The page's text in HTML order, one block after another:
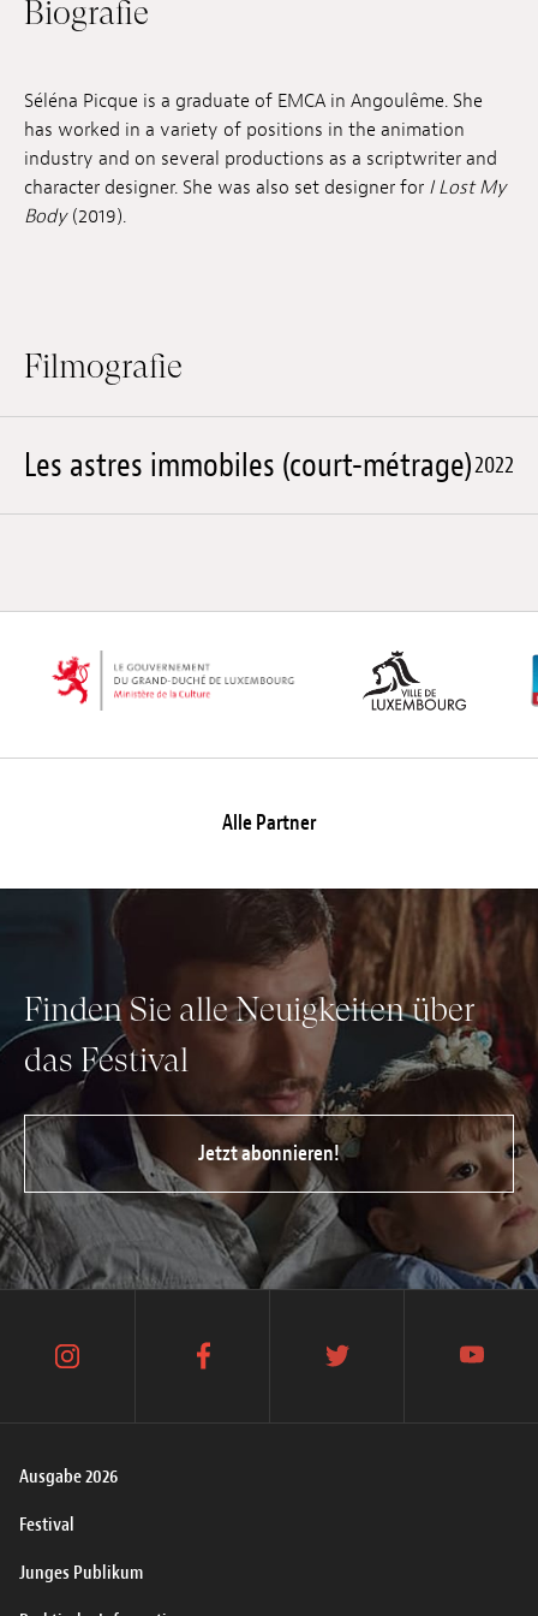
Anstellung
Archives
Herunterladen
Biografie
Séléna Picque is a graduate of EMCA in Angoulême. She
has worked in a variety of positions in the animation
industry and on several productions as a scriptwriter and
character designer. She was also set designer for I Lost My
Body(2019).
Filmografie
Les astres immobiles (court-métrage)2022
Alle Partner
Finden Sie alle Neuigkeiten über
das Festival
Jetzt abonnieren!
Ausgabe 2026
Festival
Junges Publikum
instagram facebook twitter youtube